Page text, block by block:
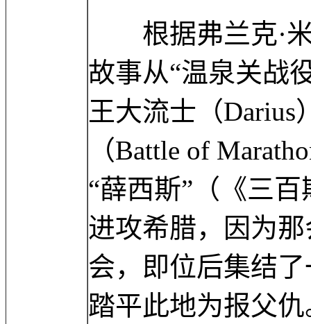
根据弗兰克·米
故事从“温泉关战
王大流士（
（Battle of
“薛西斯”（《三
进攻希腊，因为
会，即位后集结
踏平此地为报父仇